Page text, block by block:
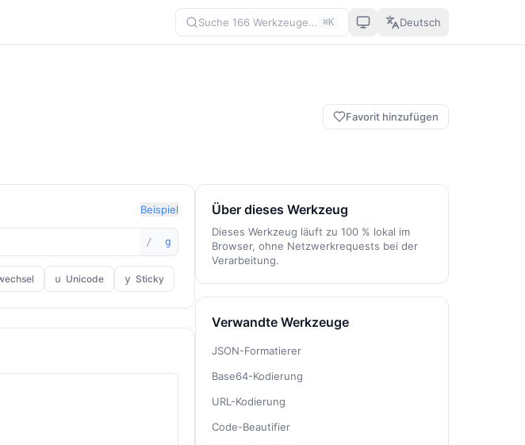
Suche 166 Werkzeuge... ⌘K Deutsch
Favorit hinzufügen
Beispiel
/ g
u Unicode y Sticky
Über dieses Werkzeug
Dieses Werkzeug läuft zu 100 % lokal im
Browser, ohne Netzwerkrequests bei der
Verarbeitung.
Verwandte Werkzeuge
JSON-Formatierer
Base64-Kodierung
URL-Kodierung
Code-Beautifier